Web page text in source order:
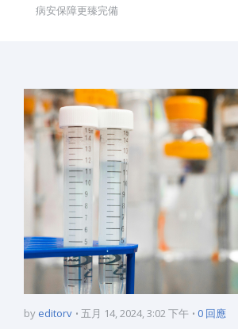
病安保障更臻完備
by editorv 五月 14, 2024, 3:02 下午 0 回應